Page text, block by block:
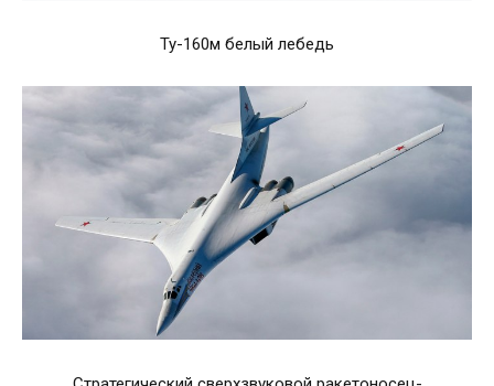
Ту-160м белый лебедь